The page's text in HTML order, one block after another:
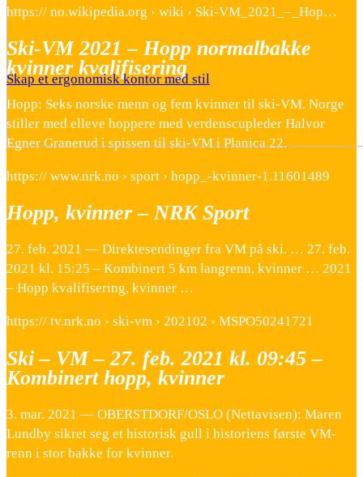
Skap et ergonomisk kontor med stil
https:// no.wikipedia.org › wiki › Ski-VM_2021_–_Hop…
Ski-VM 2021 – Hopp normalbakke
kvinner kvalifisering
Hopp: Seks norske menn og fem kvinner til ski-VM. Norge
stiller med elleve hoppere med verdenscupleder Halvor
Egner Granerud i spissen til ski-VM i Planica 22.
https:// www.nrk.no › sport › hopp_-kvinner-1.11601489
Hopp, kvinner – NRK Sport
27. feb. 2021 — Direktesendinger fra VM på ski. … 27. feb.
2021 kl. 15:25 – Kombinert 5 km langrenn, kvinner … 2021
– Hopp kvalifisering, kvinner …
https:// tv.nrk.no › ski-vm › 202102 › MSPO50241721
Ski – VM – 27. feb. 2021 kl. 09:45 –
Kombinert hopp, kvinner
3. mar. 2021 — OBERSTDORF/OSLO (Nettavisen): Maren
Lundby sikret seg et historisk gull i historiens første VM-
renn i stor bakke for kvinner.